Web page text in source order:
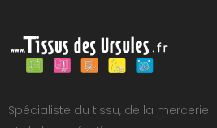
Spécialiste du tissu, de la mercerie